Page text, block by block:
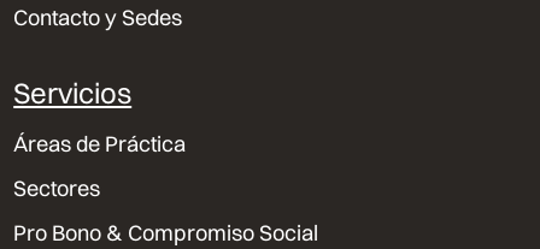
Contacto y Sedes
Servicios
Áreas de Práctica
Sectores
Pro Bono & Compromiso Social